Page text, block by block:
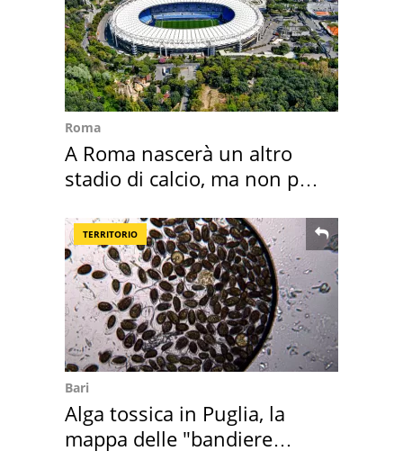
Roma
A Roma nascerà un altro
stadio di calcio, ma non per
TERRITORIO
Bari
Alga tossica in Puglia, la
mappa delle "bandiere